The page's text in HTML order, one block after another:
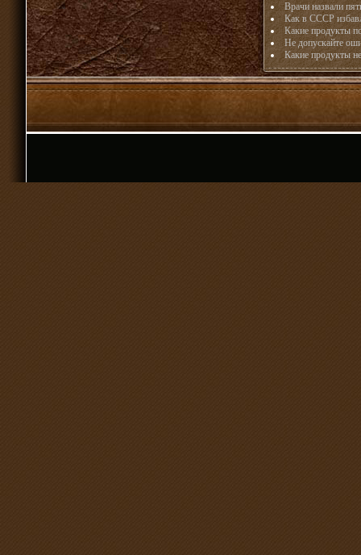
Врачи назвали
Как в СССР
Какие продукты
Не допускайте
Какие продукты